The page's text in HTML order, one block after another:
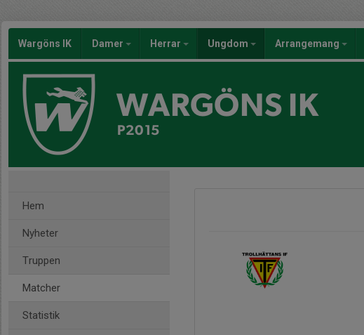
Wargöns IK Damer Herrar Ungdom Arrangemang
WARGÖNS IK
P2015
Hem
Nyheter
Truppen
Matcher
Statistik